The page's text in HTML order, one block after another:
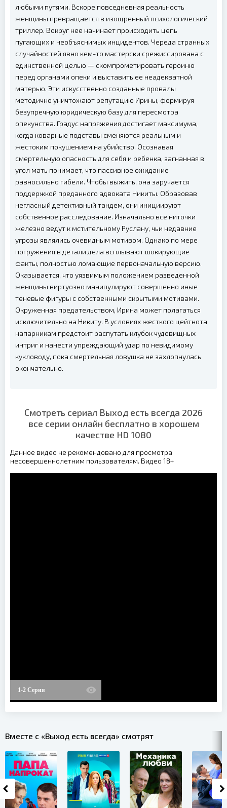
любыми путями. Вскоре повседневная реальность
женщины превращается в изощренный психологический
триллер. Вокруг нее начинает происходить цепь
пугающих и необъяснимых инцидентов. Череда странных
случайностей явно кем-то мастерски срежиссирована с
единственной целью — скомпрометировать героиню
перед органами опеки и выставить ее неадекватной
матерью. Эти искусственно созданные провалы
методично уничтожают репутацию Ирины, формируя
безупречную юридическую базу для пересмотра
опекунства. Градус напряжения достигает максимума,
когда коварные подставы сменяются реальным и
жестоким покушением на убийство. Осознавая
смертельную опасность для себя и ребенка, загнанная в
угол мать понимает, что пассивное ожидание
равносильно гибели. Чтобы выжить, она заручается
поддержкой преданного адвоката Никиты. Образовав
негласный детективный тандем, они инициируют
собственное расследование. Изначально все ниточки
железно ведут к мстительному Руслану, чьи недавние
угрозы являлись очевидным мотивом. Однако по мере
погружения в детали дела всплывают шокирующие
факты, полностью ломающие первоначальную версию.
Оказывается, что уязвимым положением разведенной
женщины виртуозно манипулируют совершенно иные
теневые фигуры с собственными скрытыми мотивами.
Окруженная предательством, Ирина может полагаться
исключительно на Никиту. В условиях жесткого цейтнота
напарникам предстоит распутать клубок чудовищных
интриг и нанести упреждающий удар по невидимому
кукловоду, пока смертельная ловушка не захлопнулась
окончательно.
Смотреть сериал Выход есть всегда 2026
все серии онлайн бесплатно в хорошем
качестве HD 1080
Данное видео не рекомендовано для просмотра
несовершеннолетним пользователям. Видео 18+
1-2 Серия
Вместе с «Выход есть всегда» смотрят